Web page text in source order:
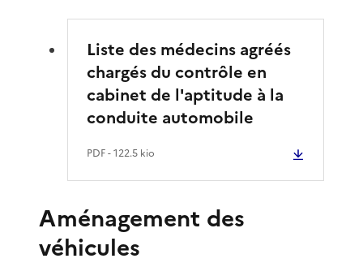
Liste des médecins agréés
chargés du contrôle en
cabinet de l'aptitude à la
conduite automobile
PDF- 122.5 kio
Aménagement des
véhicules